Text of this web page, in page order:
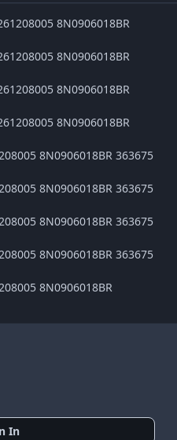
8N0906018BR
8N0906018BR
8N0906018BR
8N0906018BR
8N0906018BR 363675
8N0906018BR 363675
8N0906018BR 363675
8N0906018BR 363675
8N0906018BR
In